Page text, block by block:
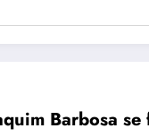
Barbosa